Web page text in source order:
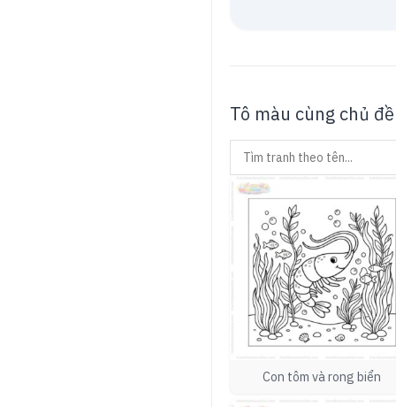
Tô màu cùng chủ đề
Con tôm và rong biển